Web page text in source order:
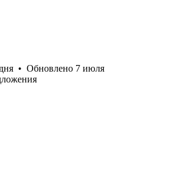
• Обновлено 7 июля